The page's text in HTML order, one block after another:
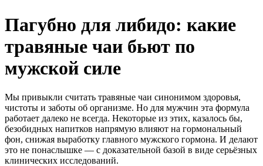
Пагубно для либидо: какие
травяные чаи бьют по
мужской силе
Мы привыкли считать травяные чаи синонимом здоровья,
чистоты и заботы об организме. Но для мужчин эта формула
работает далеко не всегда. Некоторые из этих, казалось бы,
безобидных напитков напрямую влияют на гормональный
фон, снижая выработку главного мужского гормона. И делают
это не понаслышке — с доказательной базой в виде серьёзных
клинических исследований.